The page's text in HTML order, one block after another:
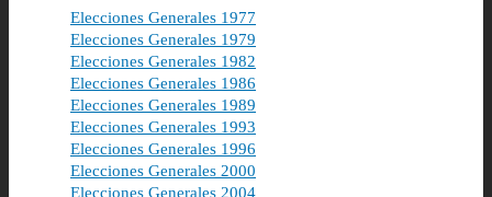
Elecciones Generales 1977
Elecciones Generales 1979
Elecciones Generales 1982
Elecciones Generales 1986
Elecciones Generales 1989
Elecciones Generales 1993
Elecciones Generales 1996
Elecciones Generales 2000
Elecciones Generales 2004